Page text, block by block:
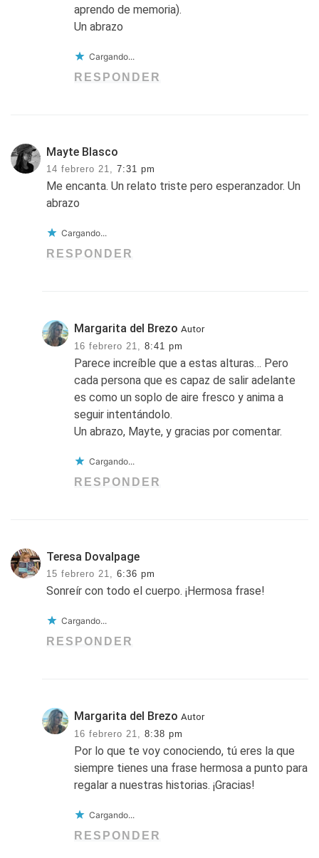
aprendo de memoria).
Un abrazo
Cargando...
RESPONDER
Mayte Blasco
14 febrero 21, 7:31 pm
Me encanta. Un relato triste pero esperanzador. Un
abrazo
Cargando...
RESPONDER
Margarita del Brezo Autor
16 febrero 21,
8:41 pm
Parece increíble que a estas alturas… Pero
cada persona que es capaz de salir adelante
es como un soplo de aire fresco y anima a
seguir intentándolo.
Un abrazo, Mayte, y gracias por comentar.
Cargando...
RESPONDER
Teresa Dovalpage
15 febrero 21, 6:36 pm
Sonreír con todo el cuerpo. ¡Hermosa frase!
Cargando...
RESPONDER
Margarita del Brezo Autor
16 febrero 21,
8:38 pm
Por lo que te voy conociendo, tú eres la que
siempre tienes una frase hermosa a punto para
regalar a nuestras historias. ¡Gracias!
Cargando...
RESPONDER